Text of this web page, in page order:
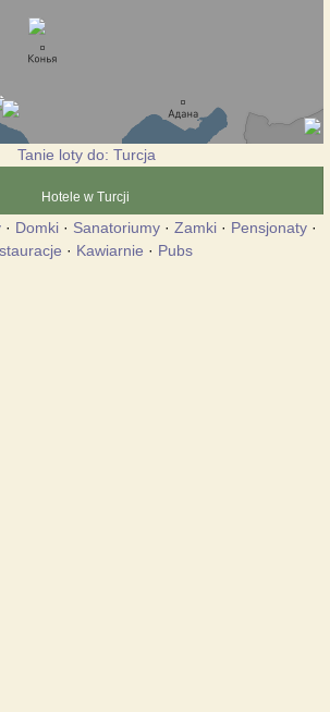
Tanie loty do: Turcja
Hotele w Turcji
· Domki · Sanatoriumy · Zamki · Pensjonaty ·
· Kawiarnie · Pubs